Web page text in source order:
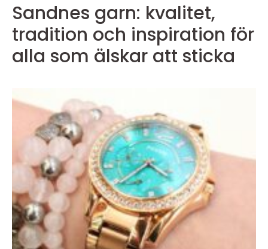
Sandnes garn: kvalitet,
tradition och inspiration för
alla som älskar att sticka